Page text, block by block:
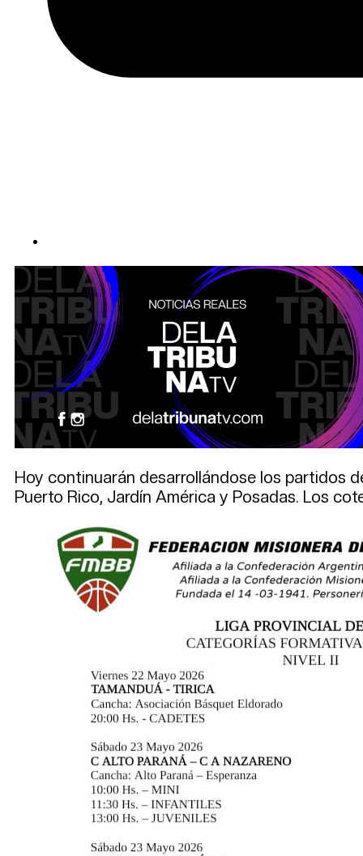
Hoy continuarán desarrollándose los partidos
Puerto Rico, Jardín América y Posadas. Los